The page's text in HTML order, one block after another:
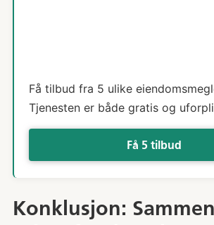
Få tilbud fra 5 ulike
Tjenesten er både gratis og
Få 5 tilbud
Konklusjon: